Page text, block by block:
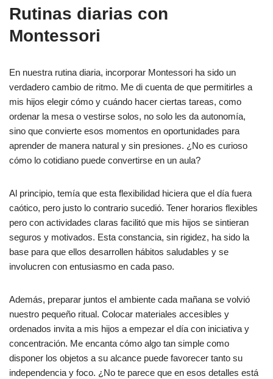
Rutinas diarias con
Montessori
En nuestra rutina diaria, incorporar Montessori ha sido un
verdadero cambio de ritmo. Me di cuenta de que permitirles a
mis hijos elegir cómo y cuándo hacer ciertas tareas, como
ordenar la mesa o vestirse solos, no solo les da autonomía,
sino que convierte esos momentos en oportunidades para
aprender de manera natural y sin presiones. ¿No es curioso
cómo lo cotidiano puede convertirse en un aula?
Al principio, temía que esta flexibilidad hiciera que el día fuera
caótico, pero justo lo contrario sucedió. Tener horarios flexibles
pero con actividades claras facilitó que mis hijos se sintieran
seguros y motivados. Esta constancia, sin rigidez, ha sido la
base para que ellos desarrollen hábitos saludables y se
involucren con entusiasmo en cada paso.
Además, preparar juntos el ambiente cada mañana se volvió
nuestro pequeño ritual. Colocar materiales accesibles y
ordenados invita a mis hijos a empezar el día con iniciativa y
concentración. Me encanta cómo algo tan simple como
disponer los objetos a su alcance puede favorecer tanto su
independencia y foco. ¿No te parece que en esos detalles está